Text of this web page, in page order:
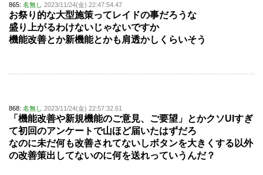
865: 名無し 2023/11/24(金) 22:47:54.47
お祭り的な大型施策ってレイドの事だろうな
盛り上がるわけないじゃないですか
機能改善とか新機能とかも肩透かしくらいそう
868: 名無し 2023/11/24(金) 22:57:32.61
「機能改善や新規機能のご意見、ご要望」とかクソUIすぎ
て初回のアンケートで山ほど届いたはずだろ
なのに未だ何も改善されてないしボタンを大きくする以外
の改善策出してないのに何を送れっていうんだ？